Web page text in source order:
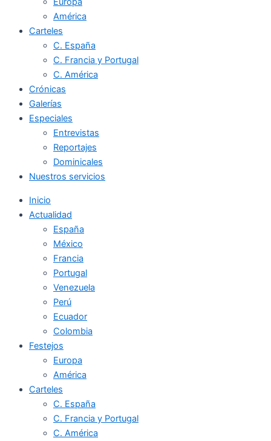
América
Carteles
C. España
C. Francia y Portugal
C. América
Crónicas
Galerías
Especiales
Entrevistas
Reportajes
Dominicales
Nuestros servicios
Inicio
Actualidad
España
México
Francia
Portugal
Venezuela
Perú
Ecuador
Colombia
Festejos
Europa
América
Carteles
C. España
C. Francia y Portugal
C. América